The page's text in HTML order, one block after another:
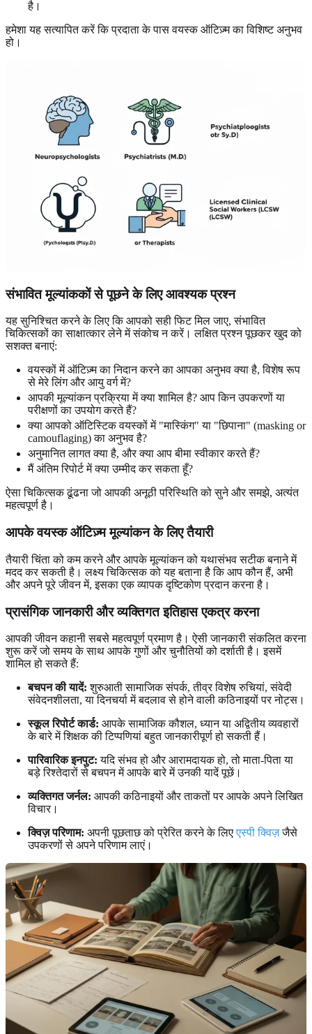
है।
हमेशा यह सत्यापित करें कि प्रदाता के पास वयस्क ऑटिज़्म का विशिष्ट अनुभव
हो।
संभावित मूल्यांककों से पूछने के लिए आवश्यक प्रश्न
यह सुनिश्चित करने के लिए कि आपको सही फिट मिल जाए, संभावित
चिकित्सकों का साक्षात्कार लेने में संकोच न करें। लक्षित प्रश्न पूछकर खुद को
सशक्त बनाएं:
वयस्कों में ऑटिज़्म का निदान करने का आपका अनुभव क्या है, विशेष रूप
से मेरे लिंग और आयु वर्ग में?
आपकी मूल्यांकन प्रक्रिया में क्या शामिल है? आप किन उपकरणों या
परीक्षणों का उपयोग करते हैं?
क्या आपको ऑटिस्टिक वयस्कों में "मास्किंग" या "छिपाना" (masking or
camouflaging) का अनुभव है?
अनुमानित लागत क्या है, और क्या आप बीमा स्वीकार करते हैं?
मैं अंतिम रिपोर्ट में क्या उम्मीद कर सकता हूँ?
ऐसा चिकित्सक ढूंढना जो आपकी अनूठी परिस्थिति को सुने और समझे, अत्यंत
महत्वपूर्ण है।
आपके वयस्क ऑटिज़्म मूल्यांकन के लिए तैयारी
तैयारी चिंता को कम करने और आपके मूल्यांकन को यथासंभव सटीक बनाने में
मदद कर सकती है। लक्ष्य चिकित्सक को यह बताना है कि आप कौन हैं, अभी
और अपने पूरे जीवन में, इसका एक व्यापक दृष्टिकोण प्रदान करना है।
प्रासंगिक जानकारी और व्यक्तिगत इतिहास एकत्र करना
आपकी जीवन कहानी सबसे महत्वपूर्ण प्रमाण है। ऐसी जानकारी संकलित करना
शुरू करें जो समय के साथ आपके गुणों और चुनौतियों को दर्शाती है। इसमें
शामिल हो सकते हैं:
बचपन की यादें: शुरुआती सामाजिक संपर्क, तीव्र विशेष रुचियां, संवेदी
संवेदनशीलता, या दिनचर्या में बदलाव से होने वाली कठिनाइयों पर नोट्स।
स्कूल रिपोर्ट कार्ड: आपके सामाजिक कौशल, ध्यान या अद्वितीय व्यवहारों
के बारे में शिक्षक की टिप्पणियां बहुत जानकारीपूर्ण हो सकती हैं।
पारिवारिक इनपुट: यदि संभव हो और आरामदायक हो, तो माता-पिता या
बड़े रिश्तेदारों से बचपन में आपके बारे में उनकी यादें पूछें।
व्यक्तिगत जर्नल: आपकी कठिनाइयों और ताकतों पर आपके अपने लिखित
विचार।
क्विज़ परिणाम: अपनी पूछताछ को प्रेरित करने के लिएएस्पी क्विज़जैसे
उपकरणों से अपने परिणाम लाएं।